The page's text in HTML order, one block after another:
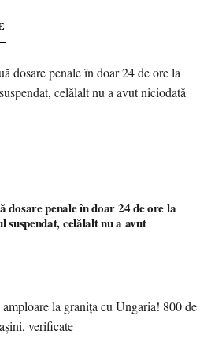
dosare penale în doar 24 de ore la
suspendat, celălalt nu a avut